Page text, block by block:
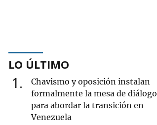
LO ÚLTIMO
1
Chavismo y oposición instalan
formalmente la mesa de diálogo
para abordar la transición en
Venezuela